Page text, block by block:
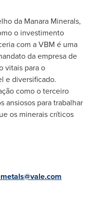
da Manara Minerals,
o investimento
com a VBM é uma
da empresa de
vitais para o
e diversificado.
como o terceiro
ansiosos para trabalhar
os minerais críticos